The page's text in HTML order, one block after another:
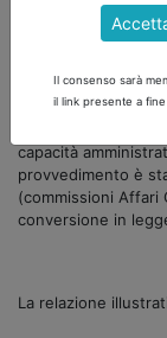
NOTA DI
DELLA
Anci ha pubblicato
capacità
provvedimento è
(commissioni Affari
conversione in
La relazione
Il consenso sarà
il link presente a fine